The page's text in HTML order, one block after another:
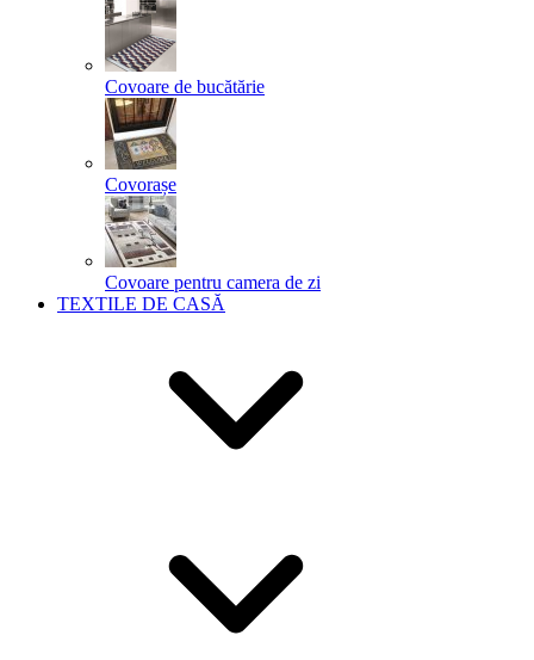
Covoare de bucătărie
Covorașe
Covoare pentru camera de zi
TEXTILE DE CASĂ